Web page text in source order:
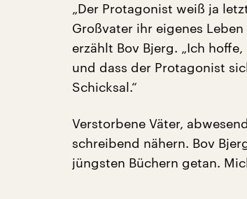
„Der Protagonist weiß ja
Großvater ihr eigenes
erzählt Bov Bjerg. „Ich
und dass der Protagonist
Schicksal.“
Verstorbene Väter,
schreibend nähern. Bov
jüngsten Büchern getan.